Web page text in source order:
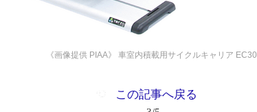
《画像提供 PIAA》 車室内積載用サイクルキャリア EC30
この記事へ戻る